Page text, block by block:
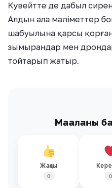
Кувейтте де дабыл
Алдын ала мәліметтер
шабуылына қарсы
зымырандар мен
тойтарып жатыр.
Мақаланы
Жақсы
0 0